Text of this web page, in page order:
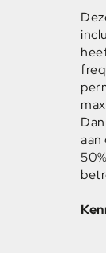
aan